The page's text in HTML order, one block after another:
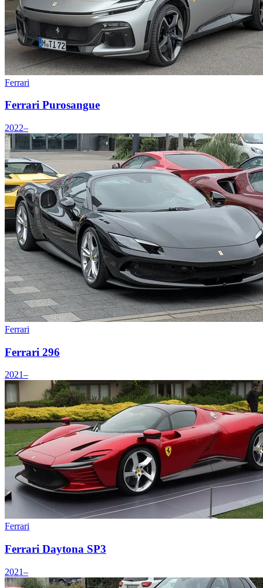
Ferrari
Ferrari Purosangue
2022–
Ferrari
Ferrari 296
2021–
Ferrari
Ferrari Daytona SP3
2021–